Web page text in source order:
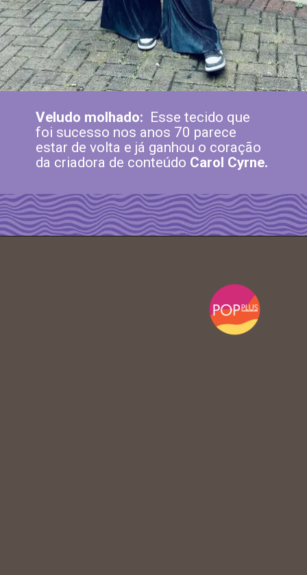
Veludo molhado: Esse tecido que
foi sucesso nos anos 70 parece
estar de volta e já ganhou o coração
da criadora de conteúdo Carol Cyrne.